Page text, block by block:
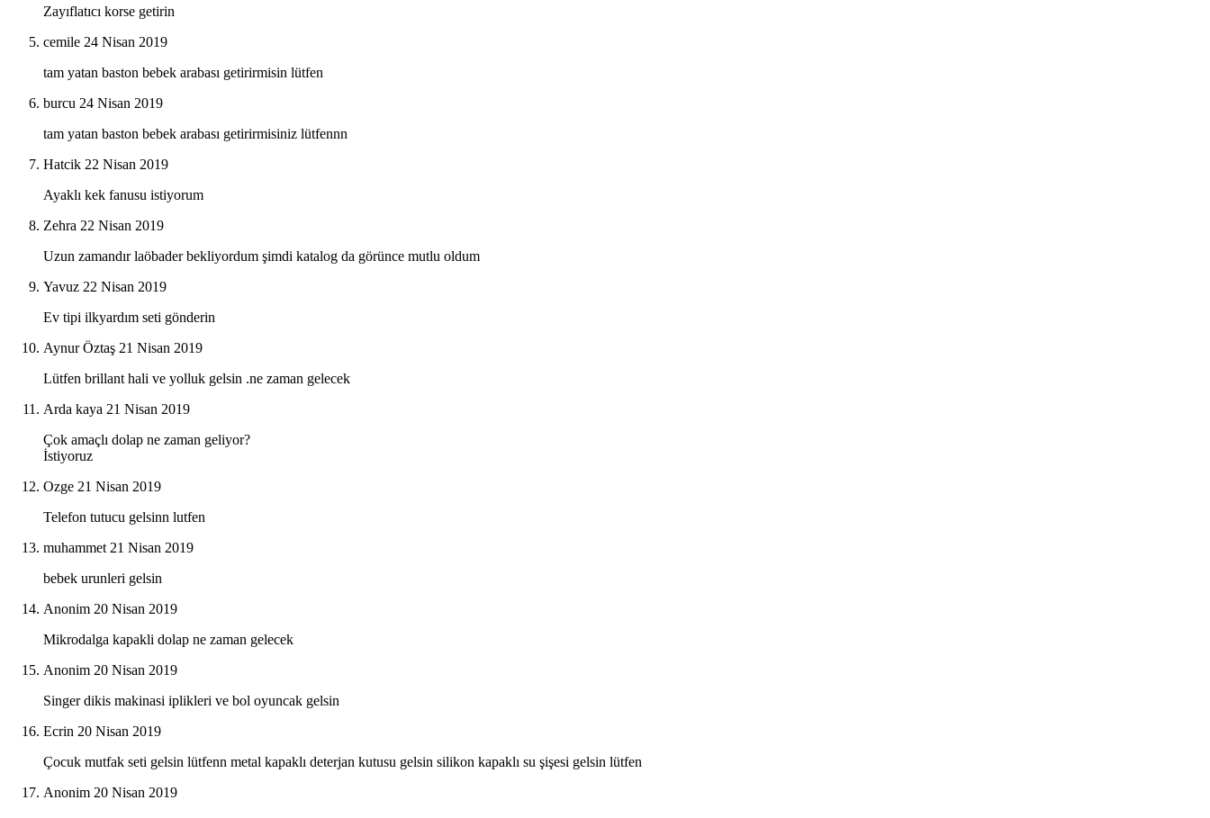
Zayıflatıcı korse getirin
cemile 24 Nisan 2019
tam yatan baston bebek arabası getirirmisin lütfen
burcu 24 Nisan 2019
tam yatan baston bebek arabası getirirmisiniz lütfennn
Hatcik 22 Nisan 2019
Ayaklı kek fanusu istiyorum
Zehra 22 Nisan 2019
Uzun zamandır laöbader bekliyordum şimdi katalog da görünce mutlu oldum
Yavuz 22 Nisan 2019
Ev tipi ilkyardım seti gönderin
Aynur Öztaş 21 Nisan 2019
Lütfen brillant hali ve yolluk gelsin .ne zaman gelecek
Arda kaya 21 Nisan 2019
Çok amaçlı dolap ne zaman geliyor?
İstiyoruz
Ozge 21 Nisan 2019
Telefon tutucu gelsinn lutfen
muhammet 21 Nisan 2019
bebek urunleri gelsin
Anonim 20 Nisan 2019
Mikrodalga kapakli dolap ne zaman gelecek
Anonim 20 Nisan 2019
Singer dikis makinasi iplikleri ve bol oyuncak gelsin
Ecrin 20 Nisan 2019
Çocuk mutfak seti gelsin lütfenn metal kapaklı deterjan kutusu gelsin silikon kapaklı su şişesi gelsin lütfen
Anonim 20 Nisan 2019